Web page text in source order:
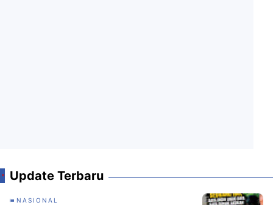
Update Terbaru
NASIONAL